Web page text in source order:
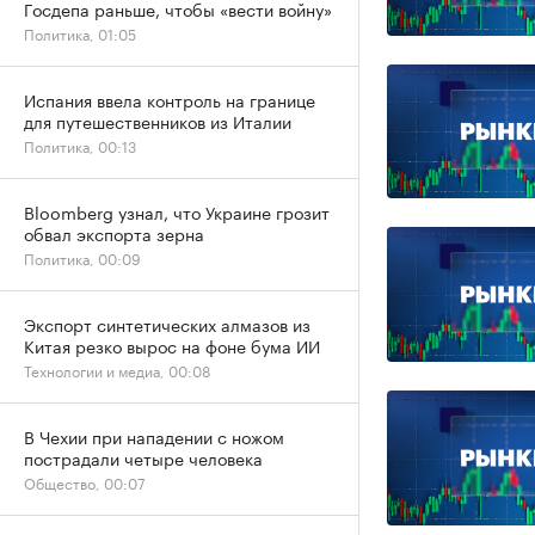
Госдепа раньше, чтобы «вести войну»
Политика, 01:05
Испания ввела контроль на границе
для путешественников из Италии
Политика, 00:13
Bloomberg узнал, что Украине грозит
обвал экспорта зерна
Политика, 00:09
Экспорт синтетических алмазов из
Китая резко вырос на фоне бума ИИ
Технологии и медиа, 00:08
В Чехии при нападении с ножом
пострадали четыре человека
Общество, 00:07